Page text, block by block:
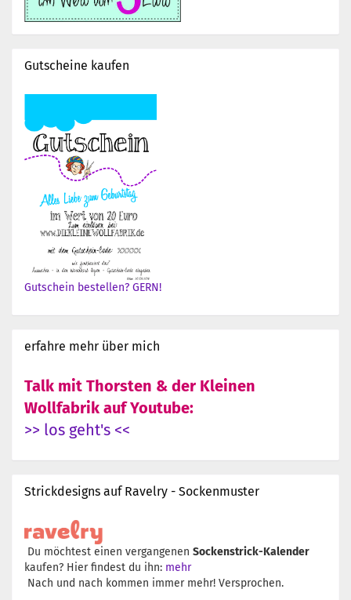
Gutscheine kaufen
Gutschein bestellen? GERN!
erfahre mehr über mich
Talk mit Thorsten & der Kleinen
Wollfabrik auf Youtube:
>> los geht's <<
Strickdesigns auf Ravelry - Sockenmuster
Du möchtest einen vergangenen Sockenstrick-Kalender
kaufen? Hier findest du ihn: mehr
Nach und nach kommen immer mehr! Versprochen.